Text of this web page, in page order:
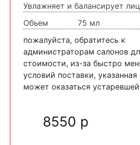
Увлажняет и балансирует
Объем
75 мл
пожалуйста, обратитесь к
администраторам салонов
стоимости, из-за быстро
условий поставки,
может оказаться устаревшей
8550 р